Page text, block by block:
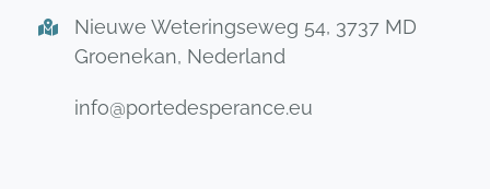
Nieuwe Weteringseweg 54, 3737 MD
Groenekan, Nederland
info@portedesperance.eu